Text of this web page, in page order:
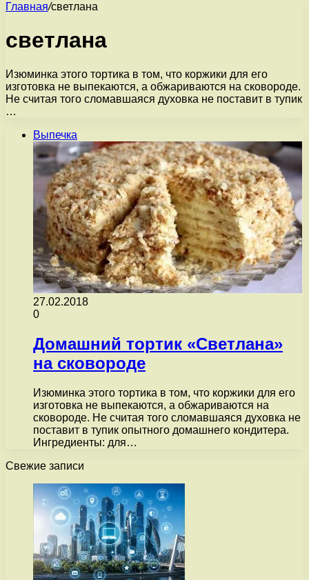
Главная/светлана
светлана
Изюминка этого тортика в том, что коржики для его
изготовка не выпекаются, а обжариваются на сковороде.
Не считая того сломавшаяся духовка не поставит в тупик
…
Выпечка
27.02.2018
0
Домашний тортик «Светлана»
на сковороде
Изюминка этого тортика в том, что коржики для его
изготовка не выпекаются, а обжариваются на
сковороде. Не считая того сломавшаяся духовка не
поставит в тупик опытного домашнего кондитера.
Ингредиенты: для…
Свежие записи